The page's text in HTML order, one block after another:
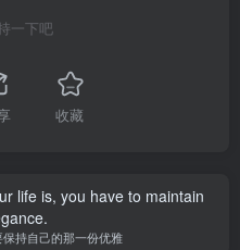
一下吧
收藏
life is, you have to maintain
持自己的那一份优雅